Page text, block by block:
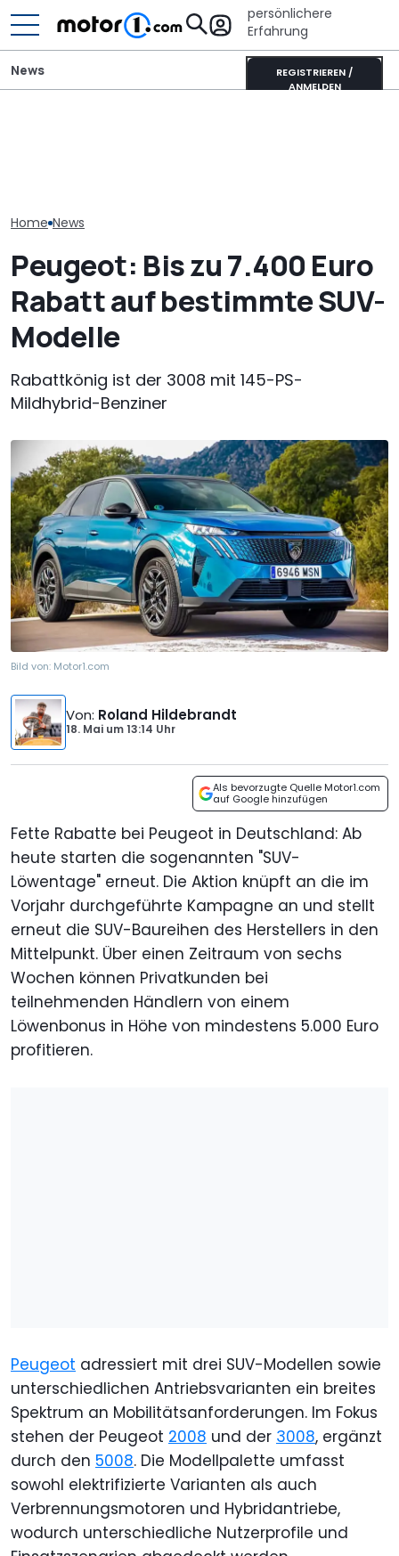
persönlichere
Erfahrung
REGISTRIEREN /
ANMELDEN
News
Home News
Peugeot: Bis zu 7.400 Euro
Rabatt auf bestimmte SUV-
Modelle
Rabattkönig ist der 3008 mit 145-PS-
Mildhybrid-Benziner
Bild von: Motor1.com
Von: Roland Hildebrandt
18. Mai um13:14 Uhr
Als bevorzugte Quelle Motor1.com
auf Google hinzufügen
Fette Rabatte bei Peugeot in Deutschland: Ab
heute starten die sogenannten "SUV-
Löwentage" erneut. Die Aktion knüpft an die im
Vorjahr durchgeführte Kampagne an und stellt
erneut die SUV-Baureihen des Herstellers in den
Mittelpunkt. Über einen Zeitraum von sechs
Wochen können Privatkunden bei
teilnehmenden Händlern von einem
Löwenbonus in Höhe von mindestens 5.000 Euro
profitieren.
Peugeot adressiert mit drei SUV-Modellen sowie
unterschiedlichen Antriebsvarianten ein breites
Spektrum an Mobilitätsanforderungen. Im Fokus
stehen der Peugeot 2008 und der 3008, ergänzt
durch den 5008. Die Modellpalette umfasst
sowohl elektrifizierte Varianten als auch
Verbrennungsmotoren und Hybridantriebe,
wodurch unterschiedliche Nutzerprofile und